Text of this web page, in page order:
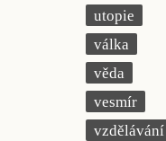
utopie
válka
věda
vesmír
vzdělávání